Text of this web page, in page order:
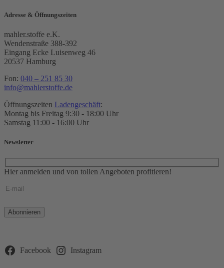
Adresse & Öffnungszeiten
mahler.stoffe e.K.
Wendenstraße 388-392
Eingang Ecke Luisenweg 46
20537 Hamburg
Fon: 040 – 251 85 30
info@mahlerstoffe.de
Öffnungszeiten Ladengeschäft:
Montag bis Freitag 9:30 - 18:00 Uhr
Samstag 11:00 - 16:00 Uhr
Newsletter
Hier anmelden und von tollen Angeboten profitieren!
Bitte
lasse
leer.
Facebook Instagram